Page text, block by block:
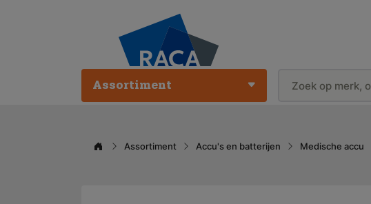
Assortiment
Assortiment Accu's en batterijen Medische accu